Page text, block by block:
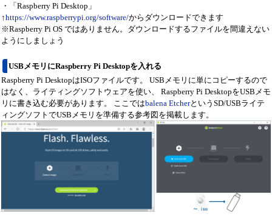
・「Raspberry Pi Desktop」
↑https://www.raspberrypi.org/software/からダウンロードできます
※Raspberry Pi OS ではありません。ダウンロードするファイルを間違えない
ようにしましょう
USBメモリにRaspberry Pi Desktopを入れる
Raspberry Pi DesktopはISOファイルです。 USBメモリに単にコピーするので
はなく、ライティングソフトウェアを使い、 Raspberry Pi DesktopをUSBメモ
リに書き込む必要があります。 ここではbalena EtcherというSD/USBライテ
ィングソフトでUSBメモリを準備する参考図を掲載します。